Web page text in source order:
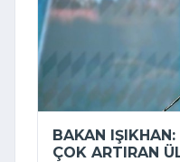
BAKAN
ÇOK ARTIRAN